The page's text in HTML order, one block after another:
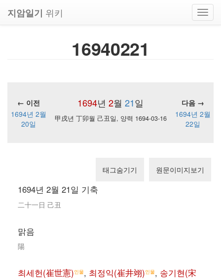
지암일기 위키
16940221
1694년 2월 21일
← 이전
다음 →
1694년 2월
20일
甲戌년 丁卯월 己丑일, 양력 1694-03-16
1694년 2월
22일
태그숨기기 원문이미지보기
1694년 2월 21일 기축
二十一日 己丑
맑음
陽
최세헌(崔世憲)인물, 최정익(崔井翊)인물, 송기현(宋